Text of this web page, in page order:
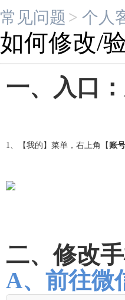
常见问题 > 个人
如何修改/
一、入口
1、【我的】菜单，右上角【 账
二、修改
A、前往微